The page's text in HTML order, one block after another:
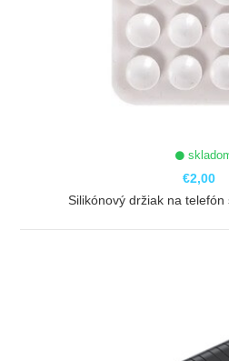
€2,00
Silikónový držiak na